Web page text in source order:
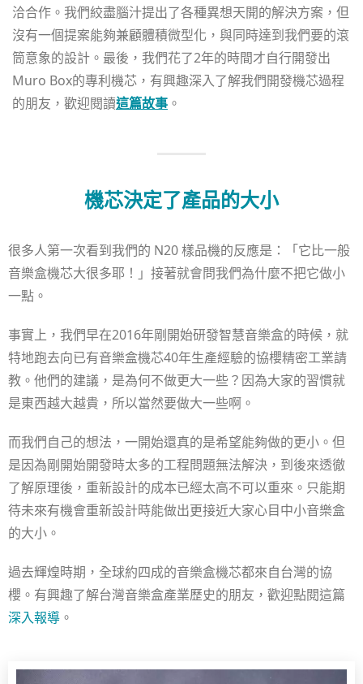
洽合作。我們絞盡腦汁提出了各種異想天開的解決方案，但
沒有一個提案能夠兼顧體積微型化，與同時達到我們要的滾
筒意象的設計。最後，我們花了2年的時間才自行開發出
Muro Box的專利機芯，有興趣深入了解我們開發機芯過程
的朋友，歡迎閱讀這篇故事 。
機芯決定了產品的大小
很多人第一次看到我們的 N20 樣品機的反應是：「它比一般
音樂盒機芯大很多耶！」接著就會問我們為什麼不把它做小
一點。
事實上，我們早在2016年剛開始研發智慧音樂盒的時候，就
特地跑去向已有音樂盒機芯40年生產經驗的協櫻精密工業請
教。他們的建議，是為何不做更大一些？因為大家的習慣就
是東西越大越貴，所以當然要做大一些啊。
而我們自己的想法，一開始還真的是希望能夠做的更小。但
是因為剛開始開發時太多的工程問題無法解決，到後來透徹
了解原理後，重新設計的成本已經太高不可以重來。只能期
待未來有機會重新設計時能做出更接近大家心目中小音樂盒
的大小。
過去輝煌時期，全球約四成的音樂盒機芯都來自台灣的協
櫻。有興趣了解台灣音樂盒產業歷史的朋友，歡迎點閱這篇
深入報導 。